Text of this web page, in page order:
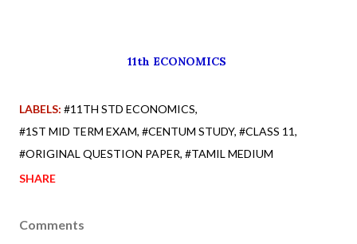
11th ECONOMICS
LABELS: #11TH STD ECONOMICS
#1ST MID TERM EXAM #CENTUM STUDY #CLASS 11
#ORIGINAL QUESTION PAPER #TAMIL MEDIUM
SHARE
Comments